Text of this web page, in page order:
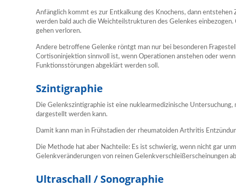
Anfänglich kommt es zur Entkalkung des Knochens, dann
werden bald auch die Weichteilstrukturen des Gelenkes
gehen verloren.
Andere betroffene Gelenke röntgt man nur bei besonderen
Cortisoninjektion sinnvoll ist, wenn Operationen anstehen oder
Funktionsstörungen abgeklärt werden soll.
Szintigraphie
Die Gelenkszintigraphie ist eine nuklearmedizinische
dargestellt werden kann.
Damit kann man in Frühstadien der rheumatoiden Arthritis
Die Methode hat aber Nachteile: Es ist schwierig, wenn nicht gar
Gelenkveränderungen von reinen Gelenkverschleißerscheinungen
Ultraschall / Sonographie